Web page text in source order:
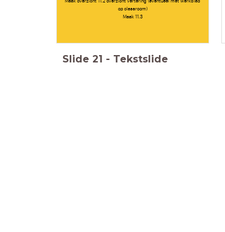
op classroom)
Maak 11.3
Slide 21 - Tekstslide